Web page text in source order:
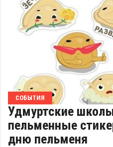
СОБЫТИЯ
Удмуртские
пельменные
дню пельменя